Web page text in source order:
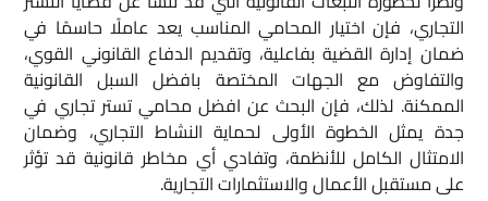
التجاري، فإن اختيار المحامي المناسب يعد عاملًا حاسمًا في
ضمان إدارة القضية بفاعلية، وتقديم الدفاع القانوني القوي،
والتفاوض مع الجهات المختصة بافضل السبل القانونية
الممكنة. لذلك، فإن البحث عن افضل محامي تستر تجاري في
جدة يمثل الخطوة الأولى لحماية النشاط التجاري، وضمان
الامتثال الكامل للأنظمة، وتفادي أي مخاطر قانونية قد تؤثر
على مستقبل الأعمال والاستثمارات التجارية.